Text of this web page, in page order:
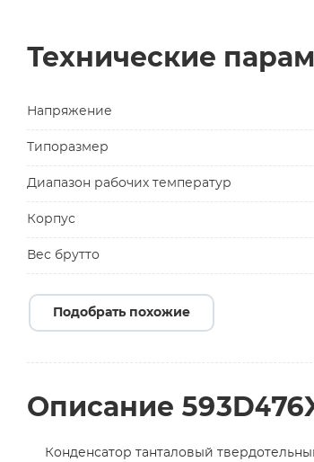
Технические
Напряжение
Типоразмер
Диапазон рабочих температур
Корпус
Вес брутто
Подобрать похожие
Описание
Конденсатор танталовый